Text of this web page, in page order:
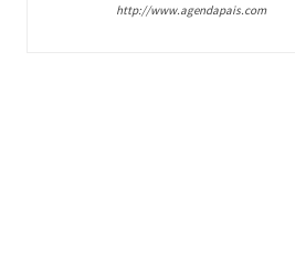
http://www.agendapais.com